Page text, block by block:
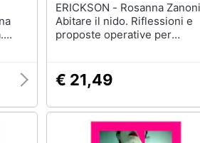
ERICKSON - Rosanna Zanoni -
Abitare il nido. Riflessioni e
proposte operative per
€ 21,49